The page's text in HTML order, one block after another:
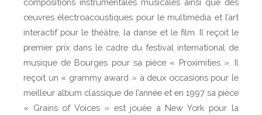
compositions instrumentales musicales ainsi que des
œuvres électroacoustiques pour le multimédia et l’art
interactif pour le théâtre, la danse et le film. Il reçoit le
premier prix dans le cadre du festival international de
musique de Bourges pour sa pièce « Proximities ». Il
reçoit un « grammy award » à deux occasions pour le
meilleur album classique de l’année et en 1997 sa pièce
« Grains of Voices » est jouée à New York pour la